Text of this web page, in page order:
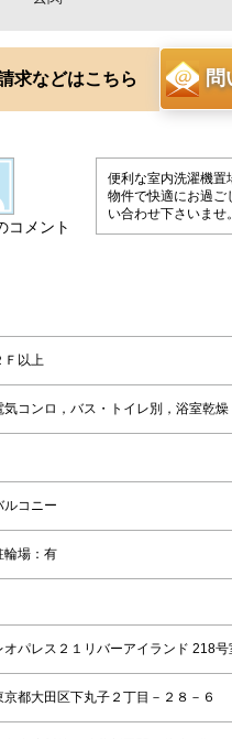
求などはこちら 問
コメント
便利な室内洗濯機置
物件で快適にお過ご
い合わせ下さいませ
Ｆ以上
気コンロ，バス・トイレ別，浴室乾
ルコニー
輪場：有
オパレス２１リバーアイランド 218号
京都大田区下丸子２丁目－２８－６